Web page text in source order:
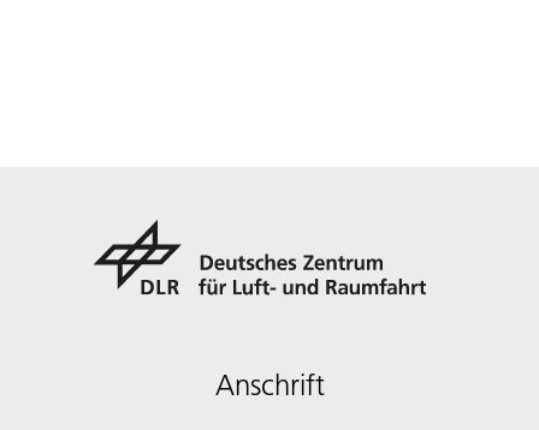
Anschrift